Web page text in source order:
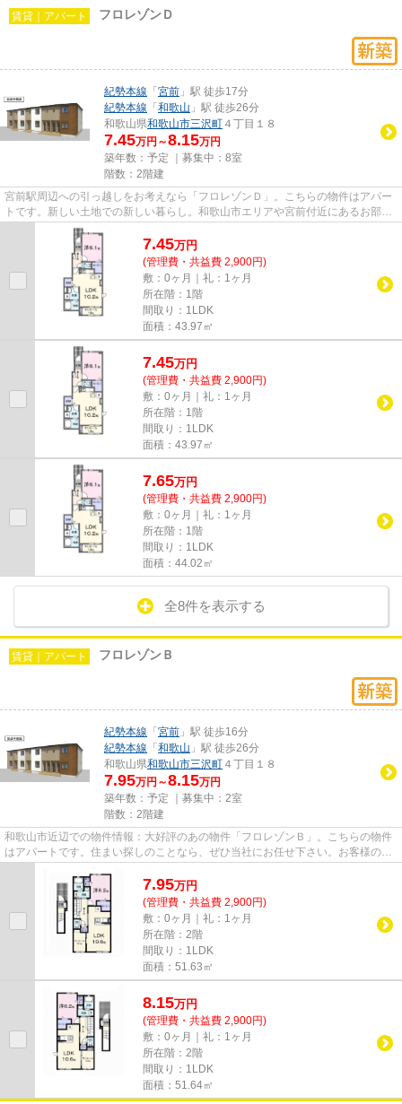
賃貸｜アパート フロレゾンＤ
紀勢本線 「 宮前 」駅 徒歩17分
紀勢本線 「 和歌山 」駅 徒歩26分
和歌山県和歌山市三沢町 ４丁目１８
7.45万円～8.15万円
築年数：予定 ｜募集中： 8室
階数：2階建
宮前駅周辺への引っ越しをお考えなら「フロレゾンＤ」。こちらの物件はアパー
トです。新しい土地での新しい暮らし。和歌山市エリアや宮前付近にあるお部屋
をお探しなら、当社にお任せ...
7.45万円
(管理費・共益費 2,900円)
敷：0ヶ月｜礼：1ヶ月
所在階：1階
間取り：1LDK
面積：43.97㎡
7.45万円
(管理費・共益費 2,900円)
敷：0ヶ月｜礼：1ヶ月
所在階：1階
間取り：1LDK
面積：43.97㎡
7.65万円
(管理費・共益費 2,900円)
敷：0ヶ月｜礼：1ヶ月
所在階：1階
間取り：1LDK
面積：44.02㎡
全8件を表示する
賃貸｜アパート フロレゾンＢ
紀勢本線 「 宮前 」駅 徒歩16分
紀勢本線 「 和歌山 」駅 徒歩26分
和歌山県和歌山市三沢町 ４丁目１８
7.95万円～8.15万円
築年数：予定 ｜募集中： 2室
階数：2階建
和歌山市近辺での物件情報：大好評のあの物件「フロレゾンＢ」。こちらの物件
はアパートです。住まい探しのことなら、ぜひ当社にお任せ下さい。お客様のご
7.95万円
(管理費・共益費 2,900円)
敷：0ヶ月｜礼：1ヶ月
所在階：2階
間取り：1LDK
面積：51.63㎡
8.15万円
(管理費・共益費 2,900円)
敷：0ヶ月｜礼：1ヶ月
所在階：2階
間取り：1LDK
面積：51.64㎡